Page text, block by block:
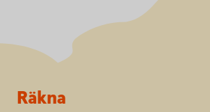
Sidfot
Räkna